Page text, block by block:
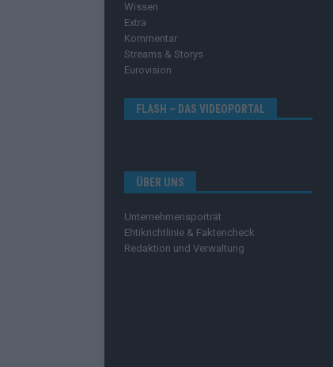
Wissen
Extra
Kommentar
Streams & Storys
Eurovision
FLASH – DAS VIDEOPORTAL
ÜBER UNS
Unternehmensporträt
Ehtikrichtlinie & Faktencheck
Redaktion und Verwaltung